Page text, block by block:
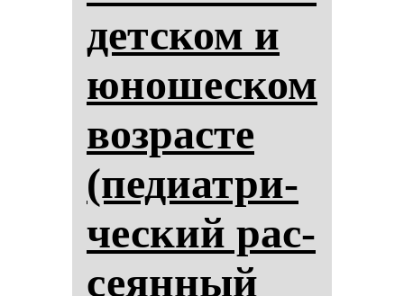
дет­ском и
юно­шес­ком
воз­рас­те
(пе­ди­ат­ри­
чес­кий рас­
се­ян­ный